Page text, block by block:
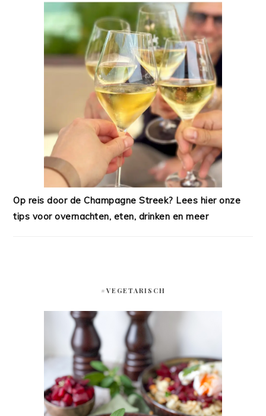
Op reis door de Champagne Streek? Lees hier onze
tips voor overnachten, eten, drinken en meer
#VEGETARISCH